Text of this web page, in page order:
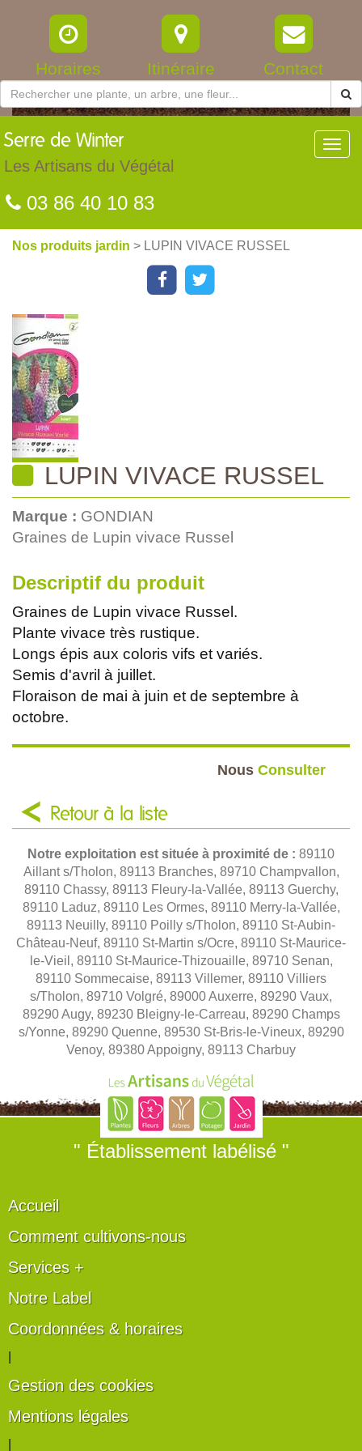
Horaires Itinéraire Contact
Serre de Winter
Les Artisans du Végétal
03 86 40 10 83
Nos produits jardin > LUPIN VIVACE RUSSEL
LUPIN VIVACE RUSSEL
Marque : GONDIAN
Graines de Lupin vivace Russel
Descriptif du produit
Graines de Lupin vivace Russel.
Plante vivace très rustique.
Longs épis aux coloris vifs et variés.
Semis d'avril à juillet.
Floraison de mai à juin et de septembre à
octobre.
Nous Consulter
Retour à la liste
Notre exploitation est située à proximité de : 89110
Aillant s/Tholon, 89113 Branches, 89710 Champvallon,
89110 Chassy, 89113 Fleury-la-Vallée, 89113 Guerchy,
89110 Laduz, 89110 Les Ormes, 89110 Merry-la-Vallée,
89113 Neuilly, 89110 Poilly s/Tholon, 89110 St-Aubin-
Château-Neuf, 89110 St-Martin s/Ocre, 89110 St-Maurice-
le-Vieil, 89110 St-Maurice-Thizouaille, 89710 Senan,
89110 Sommecaise, 89113 Villemer, 89110 Villiers
s/Tholon, 89710 Volgré, 89000 Auxerre, 89290 Vaux,
89290 Augy, 89230 Bleigny-le-Carreau, 89290 Champs
s/Yonne, 89290 Quenne, 89530 St-Bris-le-Vineux, 89290
Venoy, 89380 Appoigny, 89113 Charbuy
" Établissement labélisé "
Accueil
Comment cultivons-nous
Services +
Notre Label
Coordonnées & horaires
Gestion des cookies
Mentions légales